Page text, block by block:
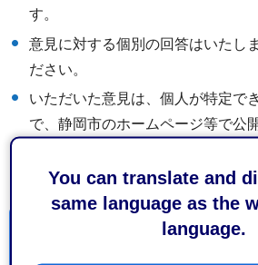
You can translate and
same language as the
language.
す。
意見に対する個別の回答はいたし
ださい。
いただいた意見は、個人が特定で
で、静岡市のホームページ等で公